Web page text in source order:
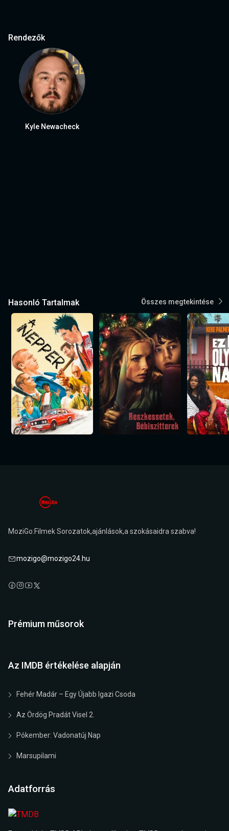
Rendezők
Kyle Newacheck
Hasonló Tartalmak Összes megtekintése
MoziGo:Filmek Sorozatok,ajánlások,a szokásaidra szabva!
mozigo@mozigo24.hu
Prémium műsorok
Az IMDB értékelése alapján
Fehér Madár – Egy Újabb Igazi Csoda
Az Ördög Pradát Visel 2.
Pókember: Vadonatúj Nap
Marsupilami
Adatforrás